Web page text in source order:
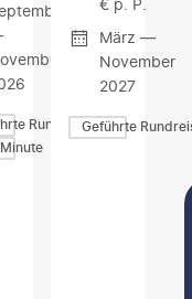
Rundreisen
März —
November
2027
Geführte